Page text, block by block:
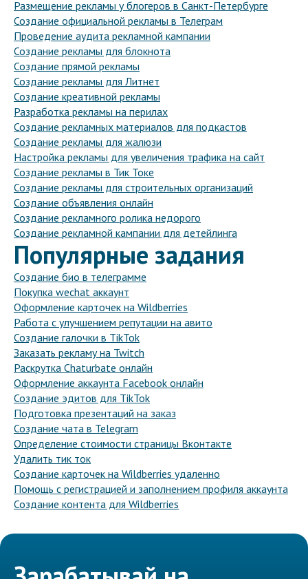
Размещение рекламы у блогеров в Санкт-Петербурге
Создание официальной рекламы в Телеграм
Проведение аудита рекламной кампании
Создание рекламы для блокнота
Создание прямой рекламы
Создание рекламы для Литнет
Создание креативной рекламы
Разработка рекламы на перилах
Создание рекламных материалов для подкастов
Создание рекламы для жалюзи
Настройка рекламы для увеличения трафика на сайт
Создание рекламы в Тик Токе
Создание рекламы для строительных организаций
Создание объявления онлайн
Создание рекламного ролика недорого
Создание рекламной кампании для детейлинга
Популярные задания
Создание био в телеграмме
Покупка wechat аккаунт
Оформление карточек на Wildberries
Работа с улучшением репутации на авито
Создание галочки в TikTok
Заказать рекламу на Twitch
Раскрутка Chaturbate онлайн
Оформление аккаунта Facebook онлайн
Создание эдитов для TikTok
Подготовка презентаций на заказ
Создание чата в Telegram
Определение стоимости страницы Вконтакте
Удалить тик ток
Создание карточек на Wildberries удаленно
Помощь с регистрацией и заполнением профиля аккаунта
Создание контента для Wildberries